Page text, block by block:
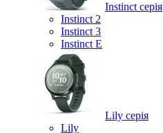
Instinct серія
Instinct 2
Instinct 3
Instinct E
Lily серія
Lily